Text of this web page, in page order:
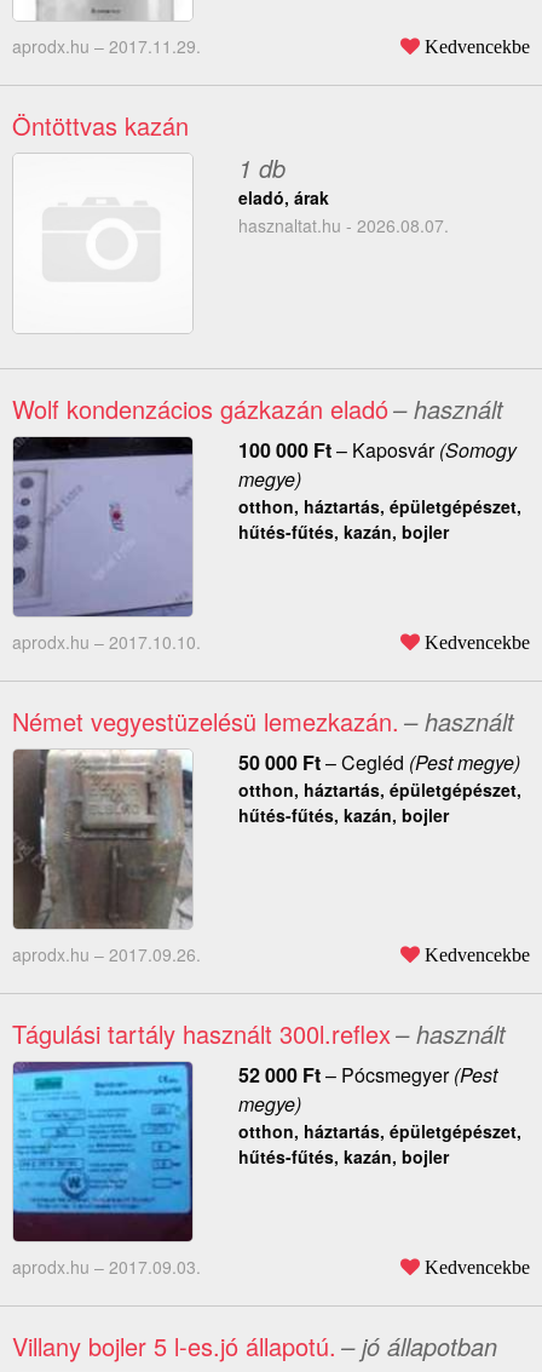
aprodx.hu – 2017.11.29. Kedvencekbe
Öntöttvas kazán
1 db
eladó, árak
hasznaltat.hu - 2026.08.07.
Wolf kondenzácios gázkazán eladó– használt
100 000 Ft– Kaposvár(Somogy
megye)
otthon, háztartás, épületgépészet,
hűtés-fűtés, kazán, bojler
aprodx.hu – 2017.10.10. Kedvencekbe
Német vegyestüzelésü lemezkazán. – használt
50 000 Ft–Cegléd (Pest megye)
otthon, háztartás, épületgépészet,
hűtés-fűtés, kazán, bojler
aprodx.hu – 2017.09.26. Kedvencekbe
Tágulási tartály használt 300l.reflex– használt
52 000 Ft– Pócsmegyer(Pest
megye)
otthon, háztartás, épületgépészet,
hűtés-fűtés, kazán, bojler
aprodx.hu – 2017.09.03. Kedvencekbe
Villany bojler 5 l-es.jó állapotú. – jó állapotban